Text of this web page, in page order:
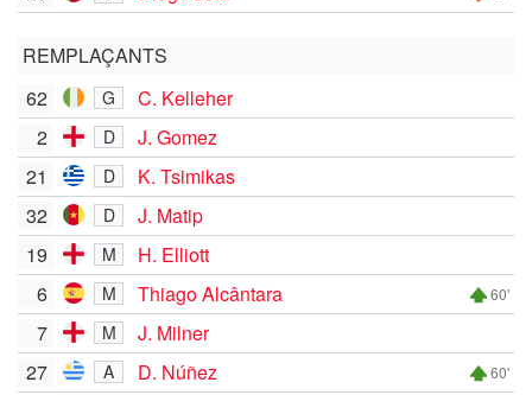
REMPLAÇANTS
62
G
C. Kelleher
2
D
J. Gomez
21
D
K. Tsimikas
32
D
J. Matip
19
M
H. Elliott
6
M Thiago Alcântara 60'
7 M
J. Milner
27
A D. Núñez 60'